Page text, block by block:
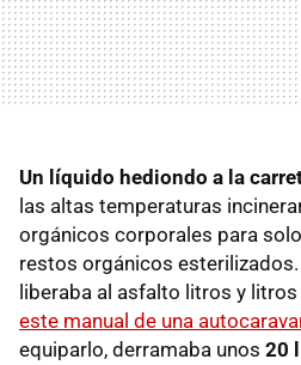
Un líquido hediondo a la
las altas temperaturas
orgánicos corporales para
restos orgánicos
liberaba al asfalto litros y
este manual de una
equiparlo, derramaba unos 20